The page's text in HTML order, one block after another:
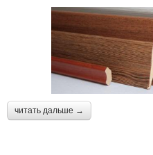
читать дальше →